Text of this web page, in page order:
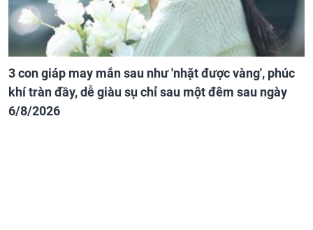
3 con giáp may mắn sau như 'nhặt được vàng', phúc
khí tràn đầy, dễ giàu sụ chỉ sau một đêm sau ngày
6/8/2026